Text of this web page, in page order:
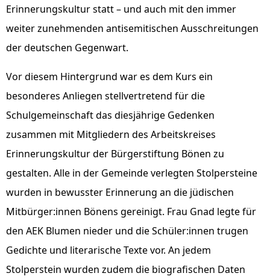
Erinnerungskultur statt – und auch mit den immer
weiter zunehmenden antisemitischen Ausschreitungen
der deutschen Gegenwart.
Vor diesem Hintergrund war es dem Kurs ein
besonderes Anliegen stellvertretend für die
Schulgemeinschaft das diesjährige Gedenken
zusammen mit Mitgliedern des Arbeitskreises
Erinnerungskultur der Bürgerstiftung Bönen zu
gestalten. Alle in der Gemeinde verlegten Stolpersteine
wurden in bewusster Erinnerung an die jüdischen
Mitbürger:innen Bönens gereinigt. Frau Gnad legte für
den AEK Blumen nieder und die Schüler:innen trugen
Gedichte und literarische Texte vor. An jedem
Stolperstein wurden zudem die biografischen Daten